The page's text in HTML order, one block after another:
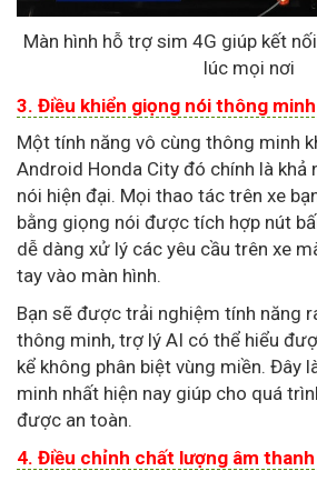
Màn hình hỗ trợ sim 4G giúp kết
lúc mọi nơi
3. Điều khiển giọng nói thông minh
Một tính năng vô cùng thông minh
Android Honda City đó chính là khả
nói hiện đại. Mọi thao tác trên xe
bằng giọng nói được tích hợp nút
dễ dàng xử lý các yêu cầu trên xe
tay vào màn hình.
Bạn sẽ được trải nghiệm tính năng
thông minh, trợ lý AI có thể hiểu
kể không phân biệt vùng miền. Đây
minh nhất hiện nay giúp cho quá
được an toàn.
4. Điều chỉnh chất lượng âm